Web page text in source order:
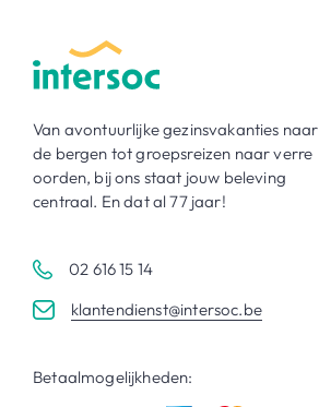
Van avontuurlijke gezinsvakanties naar
de bergen tot groepsreizen naar verre
oorden, bij ons staat jouw beleving
centraal. En dat al 77 jaar!
02 616 15 14
klantendienst@intersoc.be
Betaalmogelijkheden: